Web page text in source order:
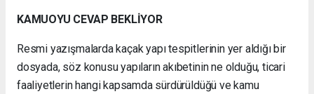
KAMUOYU CEVAP BEKLİYOR
Resmi yazışmalarda kaçak yapı tespitlerinin yer aldığı bir
dosyada, söz konusu yapıların akıbetinin ne olduğu, ticari
faaliyetlerin hangi kapsamda sürdürüldüğü ve kamu